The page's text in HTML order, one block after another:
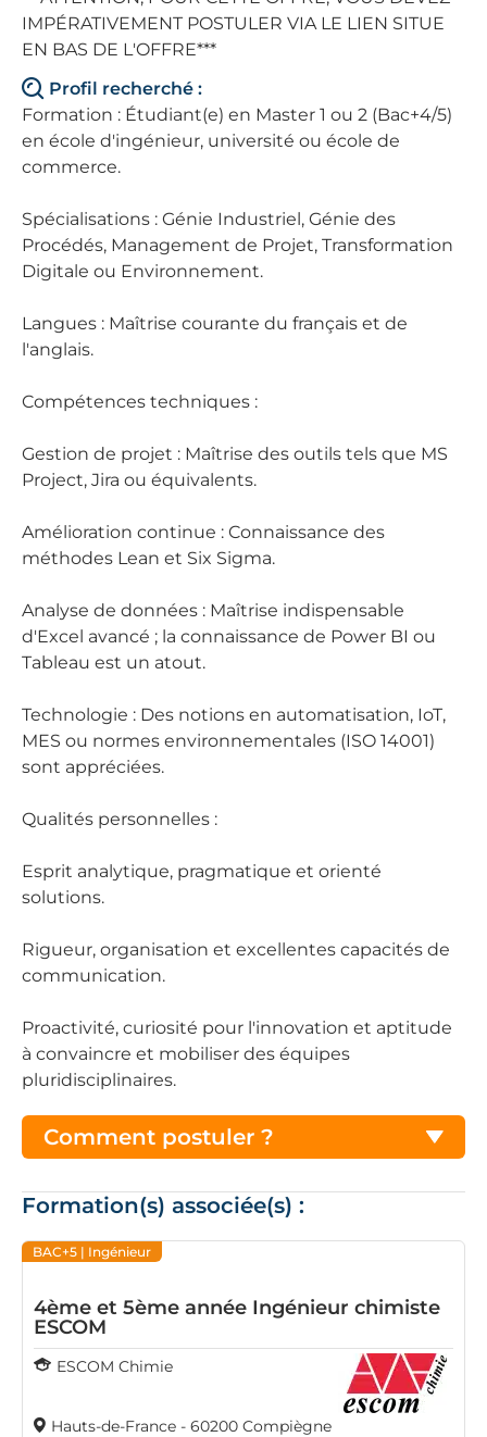
IMPÉRATIVEMENT POSTULER VIA LE LIEN SITUE
EN BAS DE L'OFFRE***
Profil recherché :
Formation : Étudiant(e) en Master 1 ou 2 (Bac+4/5)
en école d'ingénieur, université ou école de
commerce.
Spécialisations : Génie Industriel, Génie des
Procédés, Management de Projet, Transformation
Digitale ou Environnement.
Langues : Maîtrise courante du français et de
l'anglais.
Compétences techniques :
Gestion de projet : Maîtrise des outils tels que MS
Project, Jira ou équivalents.
Amélioration continue : Connaissance des
méthodes Lean et Six Sigma.
Analyse de données : Maîtrise indispensable
d'Excel avancé ; la connaissance de Power BI ou
Tableau est un atout.
Technologie : Des notions en automatisation, IoT,
MES ou normes environnementales (ISO 14001)
sont appréciées.
Qualités personnelles :
Esprit analytique, pragmatique et orienté
solutions.
Rigueur, organisation et excellentes capacités de
communication.
Proactivité, curiosité pour l'innovation et aptitude
à convaincre et mobiliser des équipes
pluridisciplinaires.
Comment postuler ?
Formation(s) associée(s) :
BAC+5 | Ingénieur
4ème et 5ème année Ingénieur chimiste
ESCOM
ESCOM Chimie
Hauts-de-France - 60200 Compiègne